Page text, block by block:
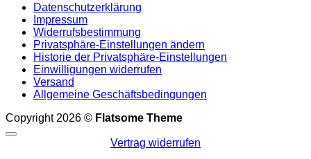
Datenschutzerklärung
Impressum
Widerrufsbestimmung
Privatsphäre-Einstellungen ändern
Historie der Privatsphäre-Einstellungen
Einwilligungen widerrufen
Versand
Allgemeine Geschäftsbedingungen
Copyright 2026 © Flatsome Theme
Vertrag widerrufen